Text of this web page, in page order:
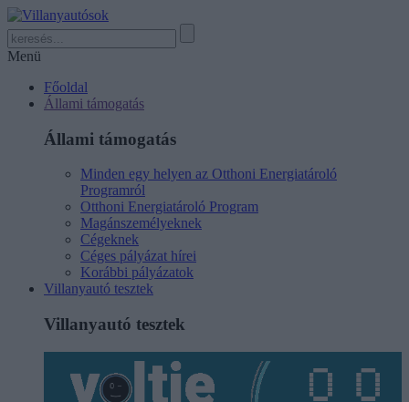
Menü
Főoldal
Állami támogatás
Állami támogatás
Minden egy helyen az Otthoni Energiatároló
Programról
Otthoni Energiatároló Program
Magánszemélyeknek
Cégeknek
Céges pályázat hírei
Korábbi pályázatok
Villanyautó tesztek
Villanyautó tesztek